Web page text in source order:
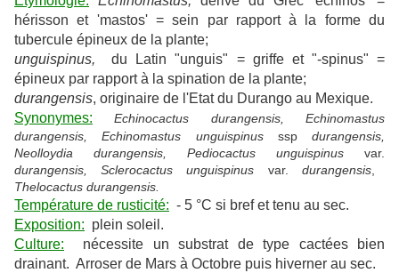
hérisson et 'mastos' = sein par rapport à la forme du
tubercule épineux de la plante;
unguispinus, du Latin "unguis" = griffe et "-spinus" =
épineux par rapport à la spination de la plante;
durangensis, originaire de l'Etat du Durango au Mexique.
Synonymes:
Echinocactus durangensis, Echinomastus
durangensis, Echinomastus unguispinus sspdurangensis,
Neolloydia durangensis, Pediocactus unguispinus var.
durangensis, Sclerocactus unguispinus var. durangensis,
Thelocactus durangensis.
Température de rusticité: - 5 °C si bref et tenu au sec.
Exposition: plein soleil.
Culture: nécessite un substrat de type cactées bien
drainant. Arroser de Mars à Octobre puis hiverner au sec.